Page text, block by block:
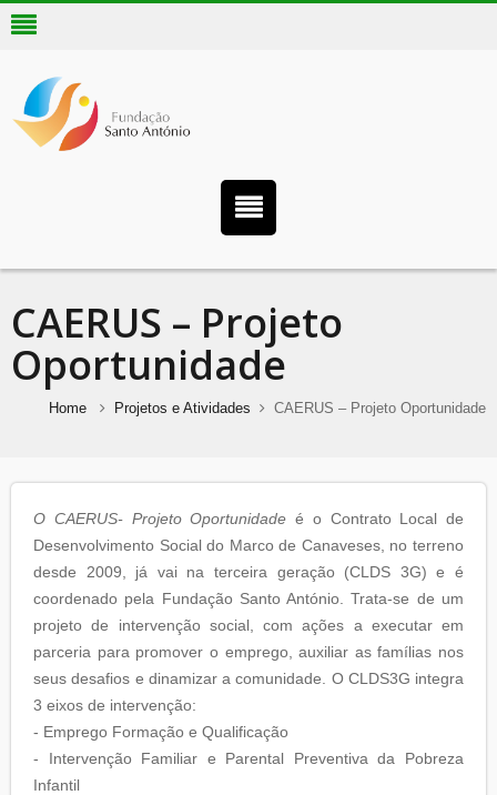
CAERUS – Projeto
Oportunidade
Home Projetos e Atividades CAERUS – Projeto Oportunidade
O CAERUS- Projeto Oportunidade é o Contrato Local de
Desenvolvimento Social do Marco de Canaveses, no terreno
desde 2009, já vai na terceira geração (CLDS 3G) e é
coordenado pela Fundação Santo António. Trata-se de um
projeto de intervenção social, com ações a executar em
parceria para promover o emprego, auxiliar as famílias nos
seus desafios e dinamizar a comunidade. O CLDS3G integra
3 eixos de intervenção:
- Emprego Formação e Qualificação
- Intervenção Familiar e Parental Preventiva da Pobreza
Infantil